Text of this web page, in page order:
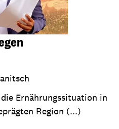
Ernährungssituation in
Region (...)